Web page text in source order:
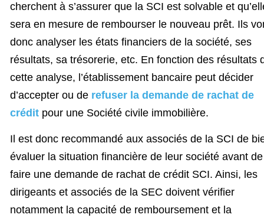
cherchent à s’assurer que la SCI est solvable et
sera en mesure de rembourser le nouveau prêt. Ils
donc analyser les états financiers de la société, ses
résultats, sa trésorerie, etc. En fonction des résultats
cette analyse, l’établissement bancaire peut décider
d’accepter ou de refuser la demande de rachat de
crédit pour une Société civile immobilière.
Il est donc recommandé aux associés de la SCI de
évaluer la situation financière de leur société avant de
faire une demande de rachat de crédit SCI. Ainsi, les
dirigeants et associés de la SEC doivent vérifier
notamment la capacité de remboursement et la